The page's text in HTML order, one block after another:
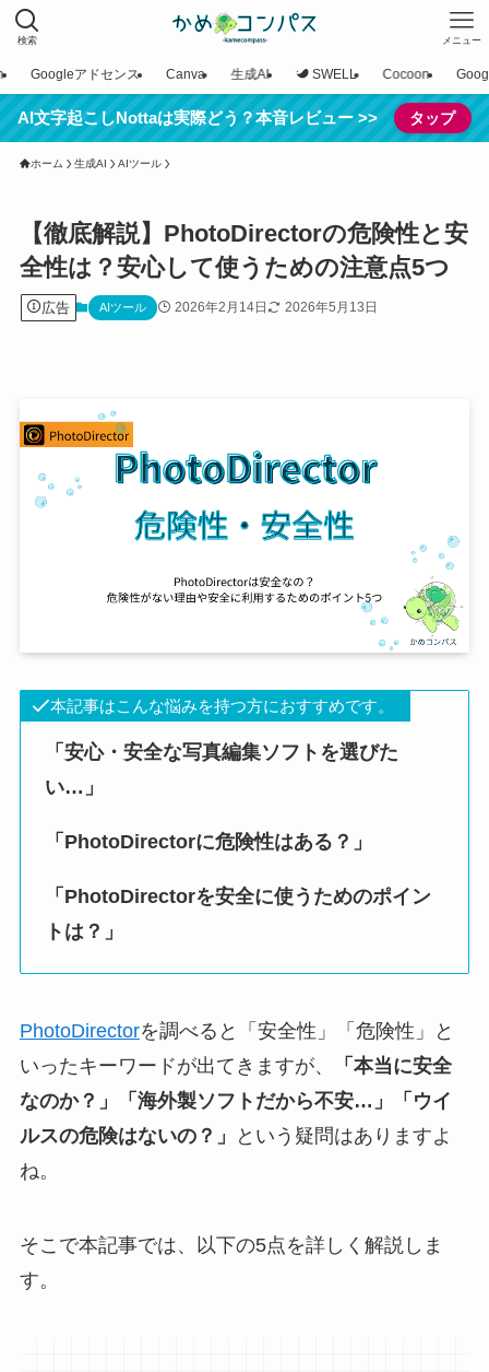
検索 メニュー
Googleアドセンス Canva 生成AI SWELL Cocoon
AI文字起こしNottaは実際どう？本音レビュー >> タップ
ホーム 生成AI AIツール
【徹底解説】PhotoDirectorの危険性と安
全性は？安心して使うための注意点5つ
広告 AIツール 2026年2月14日 2026年5月13日
本記事はこんな悩みを持つ方におすすめです。
「安心・安全な写真編集ソフトを選びた
い…」
「PhotoDirectorに危険性はある？」
「PhotoDirectorを安全に使うためのポイン
トは？」
PhotoDirectorを調べると「安全性」「危険性」と
いったキーワードが出てきますが、
「本当に安全
なのか？」
「海外製ソフトだから不安…」
「ウイ
ルスの危険はないの？」
という疑問はありますよ
ね。
そこで本記事では、以下の5点を詳しく解説しま
す。